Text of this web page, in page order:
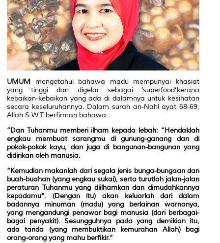
UMUM mengetahui bahawa madu mempunyai khasiat
yang tinggi dan digelar sebagai ‘superfood’kerana
kebaikan-kebaikan yang ada di dalamnya untuk kesihatan
secara keseluruhannya. Dalam surah an-Nahl ayat 68-69,
Allah S.W.T berfirman bahawa:
“Dan Tuhanmu memberi ilham kepada lebah: “Hendaklah
engkau membuat sarangmu di gunung-ganang dan di
pokok-pokok kayu, dan juga di bangunan-bangunan yang
didirikan oleh manusia.
“Kemudian makanlah dari segala jenis bunga-bungaan dan
buah-buahan (yang engkau sukai), serta turutlah jalan-jalan
peraturan Tuhanmu yang diilhamkan dan dimudahkannya
kepadamu”. (Dengan itu) akan keluarlah dari dalam
badannya minuman (madu) yang berlainan warnanya,
yang mengandungi penawar bagi manusia (dari berbagai-
bagai penyakit). Sesungguhnya pada yang demikian itu,
ada tanda (yang membuktikan kemurahan Allah) bagi
orang-orang yang mahu berfikir.”